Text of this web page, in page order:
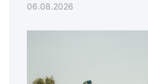
06.08.2026